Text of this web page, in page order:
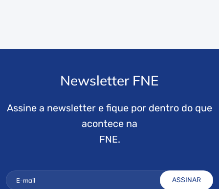
Newsletter FNE
Assine a newsletter e fique por dentro do que
acontece na
FNE.
ASSINAR